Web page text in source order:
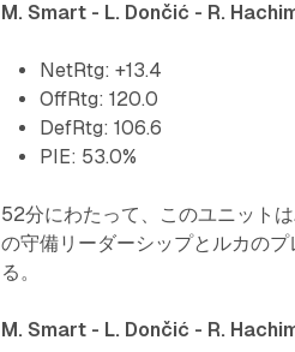
M. Smart - L. Dončić - R.
NetRtg: +13.4
OffRtg: 120.0
DefRtg: 106.6
PIE: 53.0%
52分にわたって、このユニット
の守備リーダーシップとルカの
る。
M. Smart - L. Dončić - R.